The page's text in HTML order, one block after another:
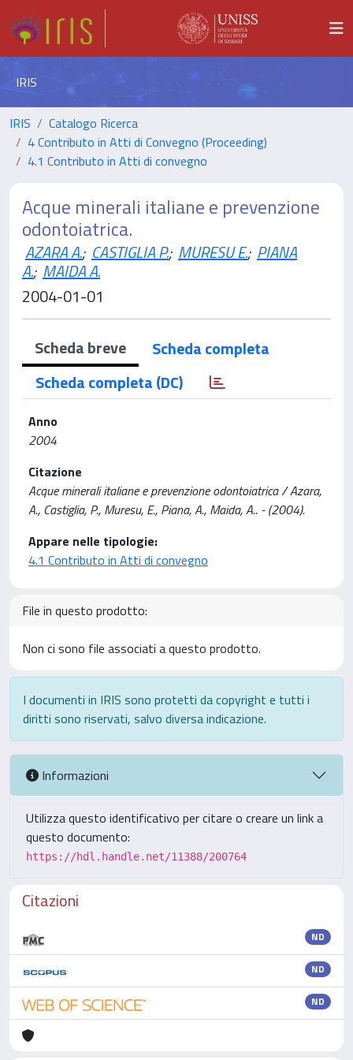
IRIS
IRIS
Catalogo Ricerca
4 Contributo in Atti di Convegno (Proceeding)
4.1 Contributo in Atti di convegno
Acque minerali italiane e prevenzione
odontoiatrica.
AZARA A.; CASTIGLIA P.; MURESU E.; PIANA
A.; MAIDA A.
2004-01-01
Scheda breve
Scheda completa
Scheda completa (DC)
Anno
2004
Citazione
Acque minerali italiane e prevenzione odontoiatrica / Azara,
A., Castiglia, P., Muresu, E., Piana, A., Maida, A.. - (2004).
Appare nelle tipologie:
4.1 Contributo in Atti di convegno
File in questo prodotto:
Non ci sono file associati a questo prodotto.
I documenti in IRIS sono protetti da copyright e tutti i
diritti sono riservati, salvo diversa indicazione.
Informazioni
Utilizza questo identificativo per citare o creare un link a
questo documento:
https://hdl.handle.net/11388/200764
Citazioni
ND
ND
ND